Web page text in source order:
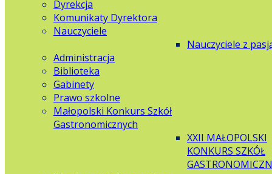
Dyrekcja
Komunikaty Dyrektora
Nauczyciele
Nauczyciele z
Administracja
Biblioteka
Gabinety
Prawo szkolne
Małopolski Konkurs Szkół
Gastronomicznych
XXII MAŁOPOLSKI
KONKURS SZKÓŁ